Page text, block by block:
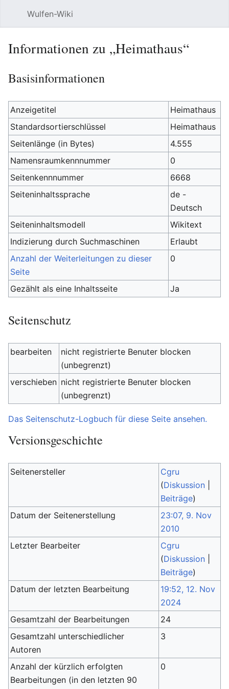
Wulfen-Wiki
Informationen zu „Heimathaus“
Basisinformationen
Anzeigetitel
Heimathaus
Standardsortierschlüssel
Heimathaus
Seitenlänge (in Bytes)
4.555
Namensraumkennnummer
0
Seitenkennnummer
6668
Seiteninhaltssprache
de -
Deutsch
Seiteninhaltsmodell
Wikitext
Indizierung durch Suchmaschinen
Erlaubt
Anzahl der Weiterleitungen zu dieser
Seite
0
Gezählt als eine Inhaltsseite Ja
Seitenschutz
bearbeiten
nicht registrierte Benuter blocken
(unbegrenzt)
verschieben nicht registrierte Benuter blocken
(unbegrenzt)
Das Seitenschutz-Logbuch für diese Seite ansehen.
Versionsgeschichte
Seitenersteller
Cgru
(Diskussion
Beiträge)
Datum der Seitenerstellung
23:07, 9. Nov
2010
Letzter Bearbeiter
Cgru
(Diskussion
Beiträge)
Datum der letzten Bearbeitung
19:52, 12. Nov
2024
Gesamtzahl der Bearbeitungen
24
Gesamtzahl unterschiedlicher
Autoren
3
Anzahl der kürzlich erfolgten
Bearbeitungen (in den letzten 90
0